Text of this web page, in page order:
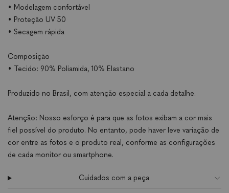
• Modelagem confortável
• Proteção UV 50
• Secagem rápida
Composição
• Tecido: 90% Poliamida, 10% Elastano
Produzido no Brasil, com atenção especial a cada detalhe.
Atenção: Nosso esforço é para que as fotos exibam a cor mais
fiel possível do produto. No entanto, pode haver leve variação de
cor entre as fotos e o produto real, conforme as configurações
de cada monitor ou smartphone.
Cuidados com a peça